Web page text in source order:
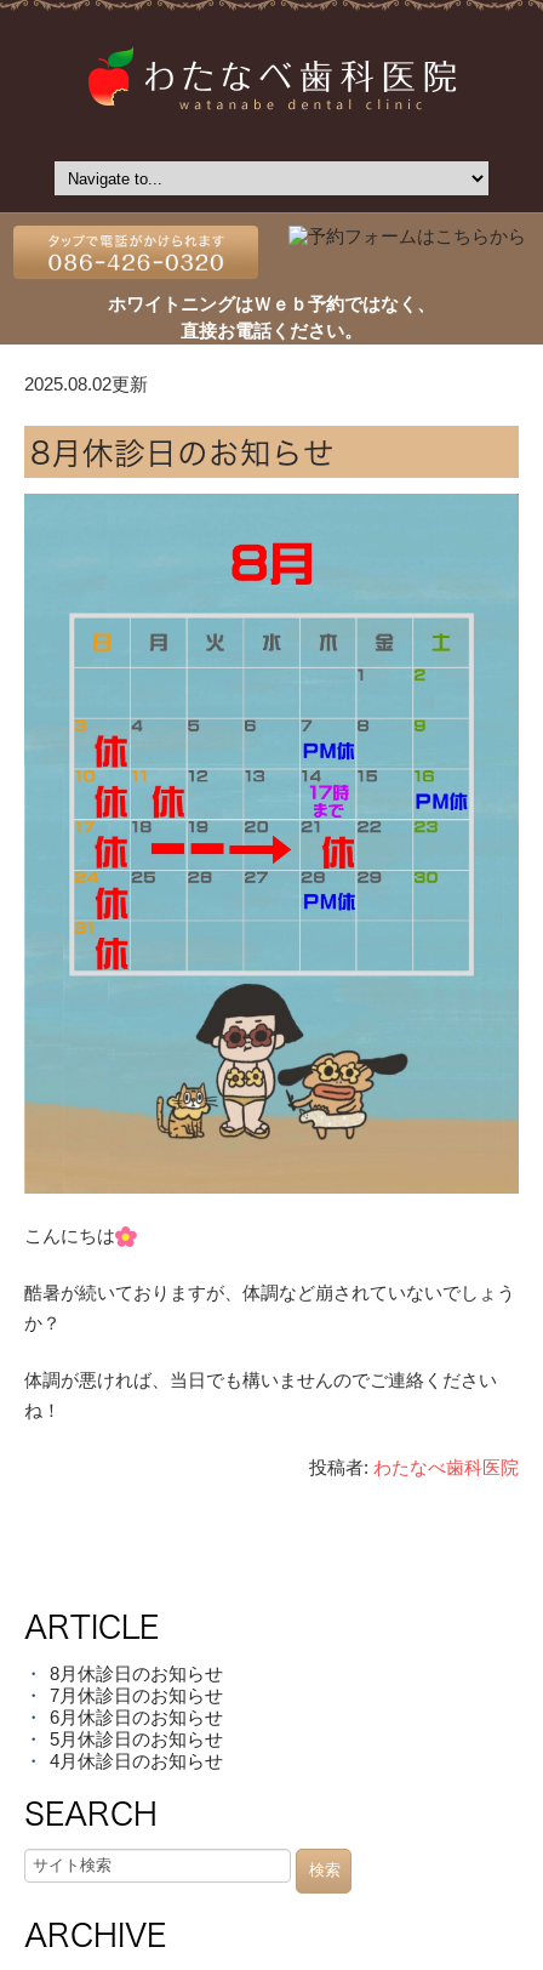
ホワイトニングはＷｅｂ予約ではなく、
直接お電話ください。
2025.08.02更新
8月休診日のお知らせ
こんにちは
酷暑が続いておりますが、体調など崩されていないでしょう
か？
体調が悪ければ、当日でも構いませんのでご連絡ください
ね！
投稿者: わたなべ歯科医院
ARTICLE
8月休診日のお知らせ
7月休診日のお知らせ
6月休診日のお知らせ
5月休診日のお知らせ
4月休診日のお知らせ
SEARCH
ARCHIVE